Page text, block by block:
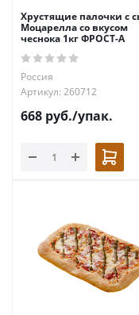
Хрустящие палочки с
Моцарелла со вкусом
чеснока 1кг ФРОСТ-А
Россия
Артикул: 260712
668 руб./упак.